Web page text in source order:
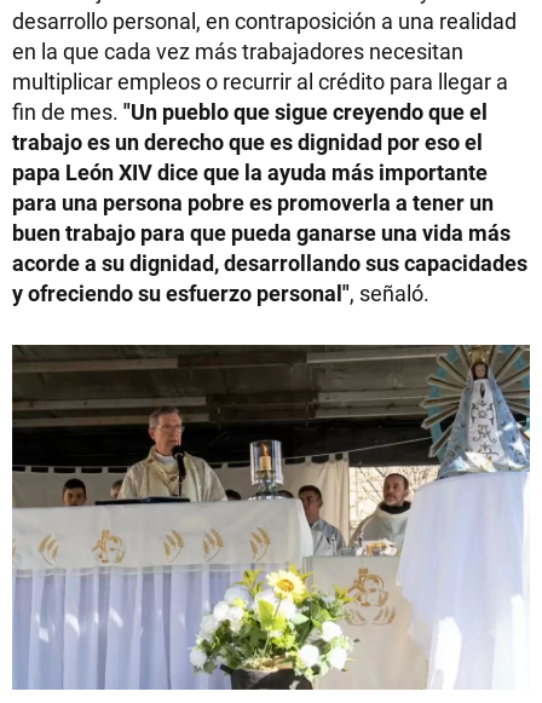
desarrollo personal, en contraposición a una realidad
en la que cada vez más trabajadores necesitan
multiplicar empleos o recurrir al crédito para llegar a
fin de mes. "Un pueblo que sigue creyendo que el
trabajo es un derecho que es dignidad por eso el
papa León XIV dice que la ayuda más importante
para una persona pobre es promoverla a tener un
buen trabajo para que pueda ganarse una vida más
acorde a su dignidad, desarrollando sus capacidades
y ofreciendo su esfuerzo personal", señaló.